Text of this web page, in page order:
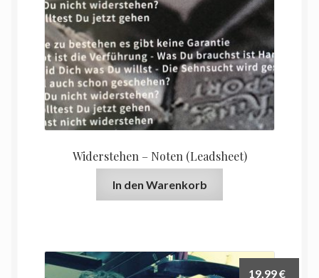
Widerstehen – Noten (Leadsheet)
In den Warenkorb
19,99€